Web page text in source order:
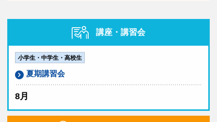
早稲田アカデミーOnlineのアカウント作成・生徒追加がお済みで
ない方は、作成手順
をご参照の上、作成をお願い致します。
紙の成績帳票の返却はございません。
備考
千葉県立最難関コース』の受講資格審査を兼ねます。
講座・講習会
小学生・中学生・高校生
夏期講習会
8月